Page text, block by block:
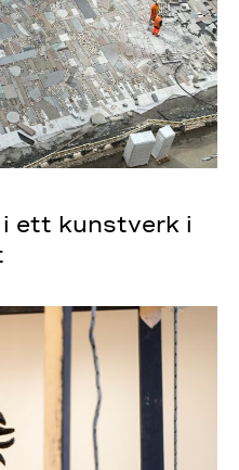
i ett kunstverk i